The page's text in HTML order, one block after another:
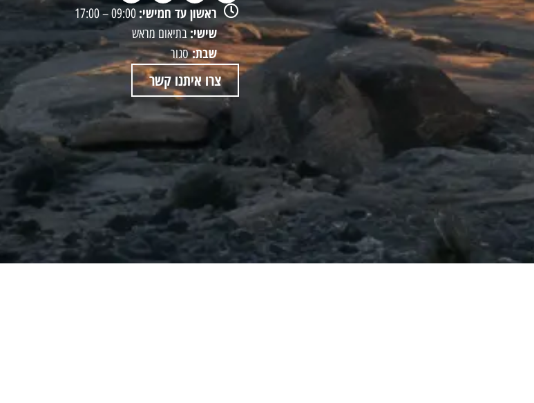
ראשון עד חמישי: 09:00 – 17:00
שישי:בתיאום מראש
שבת:סגור
צרו איתנו קשר